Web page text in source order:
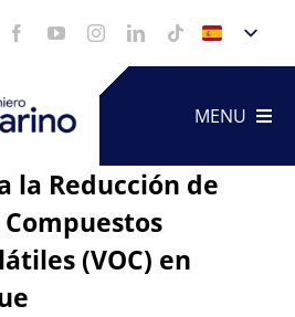
MENU
la Reducción de
(VOC) en